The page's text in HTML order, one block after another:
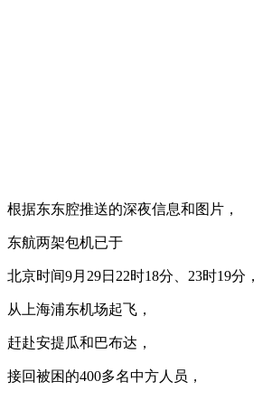
根据东东腔推送的深夜信息和图片，
东航两架包机已于
北京时间9月29日22时18分、23时19分，
从上海浦东机场起飞，
赶赴安提瓜和巴布达，
接回被困的400多名中方人员，